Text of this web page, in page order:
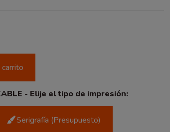
- Elije el tipo de impresión:
Serigrafía (Presupuesto)